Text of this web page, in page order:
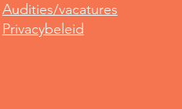
Audities/vacatures
Privacybeleid